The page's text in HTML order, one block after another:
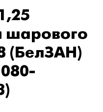
шарового
(БелЗАН)